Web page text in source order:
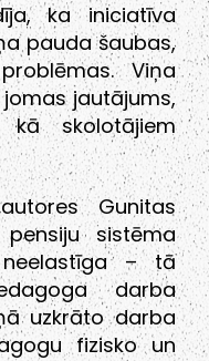
ka iniciatīva
pauda šaubas,
Viņa
jautājums,
skolotājiem
Gunitas
sistēma
– tā
darba
uzkrāto darba
fizisko un